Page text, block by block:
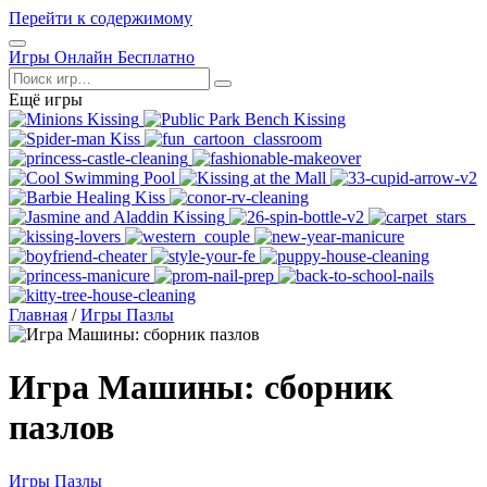
Перейти к содержимому
Открыть
меню
Игры Онлайн Бесплатно
Поиск
Ещё игры
Главная / Игры Пазлы
Игра Машины: сборник
пазлов
Игры Пазлы